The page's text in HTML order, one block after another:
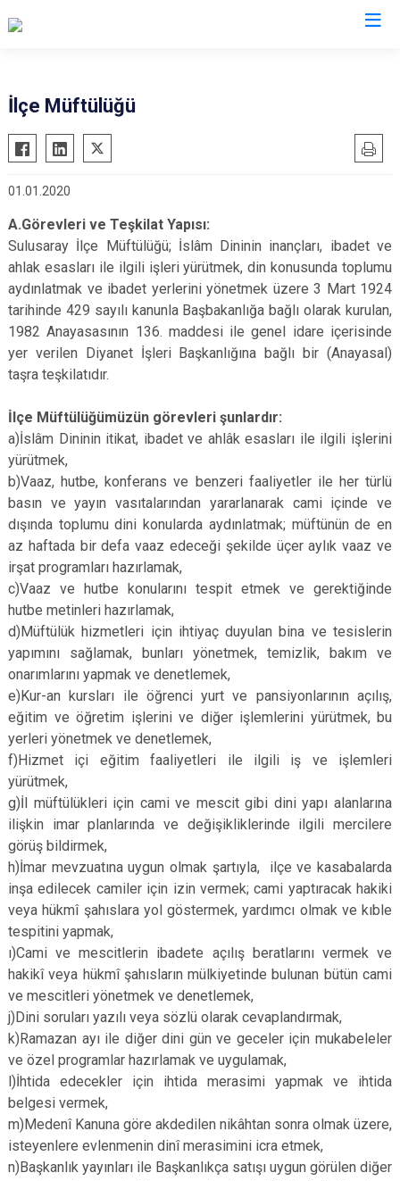
Almus
Artova
Başçiftlik
Erbaa
Niksar
Pazar
Yeşilyurt
Zile
İlçe Müftülüğü
01.01.2020
A.Görevleri ve Teşkilat Yapısı:
Sulusaray İlçe Müftülüğü; İslâm Dininin inançları, ibadet ve
ahlak esasları ile ilgili işleri yürütmek, din konusunda toplumu
aydınlatmak ve ibadet yerlerini yönetmek üzere 3 Mart 1924
tarihinde 429 sayılı kanunla Başbakanlığa bağlı olarak kurulan,
1982 Anayasasının 136. maddesi ile genel idare içerisinde
yer verilen Diyanet İşleri Başkanlığına bağlı bir (Anayasal)
taşra teşkilatıdır.
İlçe Müftülüğümüzün görevleri şunlardır:
a)İslâm Dininin itikat, ibadet ve ahlâk esasları ile ilgili işlerini
yürütmek,
b)Vaaz, hutbe, konferans ve benzeri faaliyetler ile her türlü
basın ve yayın vasıtalarından yararlanarak cami içinde ve
dışında toplumu dini konularda aydınlatmak; müftünün de en
az haftada bir defa vaaz edeceği şekilde üçer aylık vaaz ve
irşat programları hazırlamak,
c)Vaaz ve hutbe konularını tespit etmek ve gerektiğinde
hutbe metinleri hazırlamak,
d)Müftülük hizmetleri için ihtiyaç duyulan bina ve tesislerin
yapımını sağlamak, bunları yönetmek, temizlik, bakım ve
onarımlarını yapmak ve denetlemek,
e)Kur-an kursları ile öğrenci yurt ve pansiyonlarının açılış,
eğitim ve öğretim işlerini ve diğer işlemlerini yürütmek, bu
yerleri yönetmek ve denetlemek,
f)Hizmet içi eğitim faaliyetleri ile ilgili iş ve işlemleri
yürütmek,
g)İl müftülükleri için cami ve mescit gibi dini yapı alanlarına
ilişkin imar planlarında ve değişikliklerinde ilgili mercilere
görüş bildirmek,
h)İmar mevzuatına uygun olmak şartıyla, ilçe ve kasabalarda
inşa edilecek camiler için izin vermek; cami yaptıracak hakiki
veya hükmî şahıslara yol göstermek, yardımcı olmak ve kıble
tespitini yapmak,
ı)Cami ve mescitlerin ibadete açılış beratlarını vermek ve
hakikî veya hükmî şahısların mülkiyetinde bulunan bütün cami
ve mescitleri yönetmek ve denetlemek,
j)Dini soruları yazılı veya sözlü olarak cevaplandırmak,
k)Ramazan ayı ile diğer dini gün ve geceler için mukabeleler
ve özel programlar hazırlamak ve uygulamak,
l)İhtida edecekler için ihtida merasimi yapmak ve ihtida
belgesi vermek,
m)Medenî Kanuna göre akdedilen nikâhtan sonra olmak üzere,
isteyenlere evlenmenin dinî merasimini icra etmek,
n)Başkanlık yayınları ile Başkanlıkça satışı uygun görülen diğer